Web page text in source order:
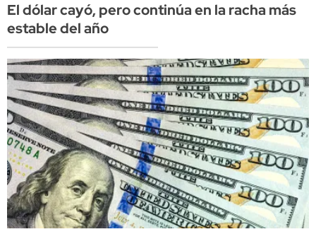
El dólar cayó, pero continúa en la racha más
estable del año